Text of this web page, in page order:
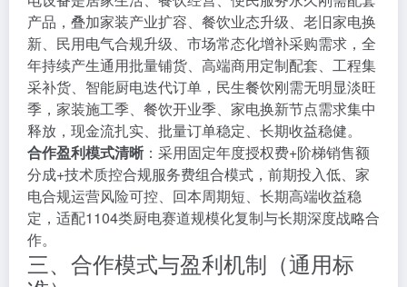
产品，叠加家装产业扩容、餐饮业态升级、老旧家电换
新、民用电气合规升级、市场常态化增补采购需求，全
年持续产生通用批量铺货、高端商用定制配套、工程集
采补货、智能厨电迭代订单，民生餐饮刚需无明显淡旺
季，家装施工季、餐饮开业季、家电换新节点需求集中
释放，现金流扎实、批量订单稳定、长期收益稳健。
合作盈利模式清晰 ：采用固定年度授权费+阶梯销售额
分成+技术质控合规服务费组合模式，前期投入低、家
电合规运营风险可控、回本周期短、长期高端收益稳
定，适配1104类厨电赛道规模化复制与长期深度战略合
作。
三、合作模式与盈利机制（通用标